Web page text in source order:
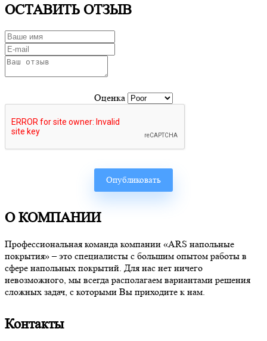
ОСТАВИТЬ ОТЗЫВ
Оценка
О КОМПАНИИ
Профессиональная команда компании «ARS напольные
покрытия» – это специалисты с большим опытом работы в
сфере напольных покрытий. Для нас нет ничего
невозможного, мы всегда располагаем вариантами решения
сложных задач, с которыми Вы приходите к нам.
Контакты